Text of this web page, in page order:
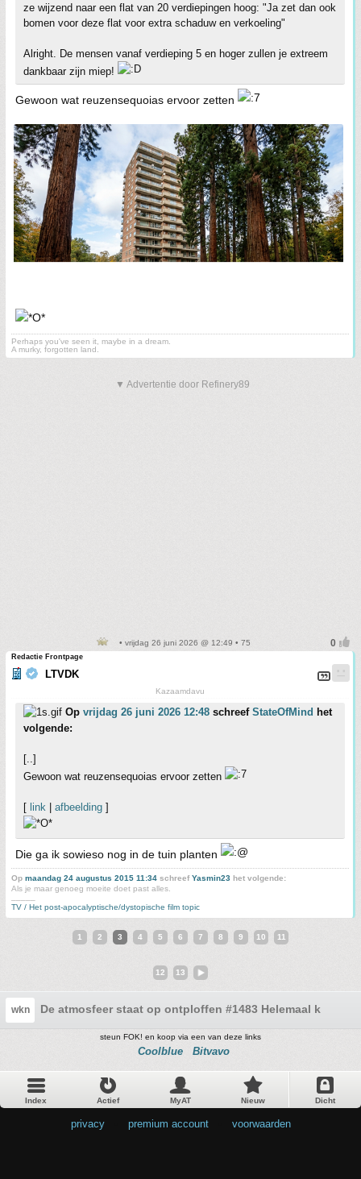
ze wijzend naar een flat van 20 verdiepingen hoog: "Ja zet dan ook
bomen voor deze flat voor extra schaduw en verkoeling"
Alright. De mensen vanaf verdieping 5 en hoger zullen je extreem
dankbaar zijn miep!
Gewoon wat reuzensequoias ervoor zetten
Perhaps you've seen it, maybe in a dream.
A murky, forgotten land.
▼ Advertentie door Refinery89
• vrijdag 26 juni 2026 @ 12:49 • 75
Redactie Frontpage
LTVDK
Kazaamdavu
Op vrijdag 26 juni 2026 12:48 schreef StateOfMind het
volgende:
[..]
Gewoon wat reuzensequoias ervoor zetten
[ link afbeelding ]
Die ga ik sowieso nog in de tuin planten
Op maandag 24 augustus 2015 11:34 schreefYasmin23 het volgende:
Als je maar genoeg moeite doet past alles.
TV / Het post-apocalyptische/dystopische film topic
1 2 3 4 5 6 7 8 9 10 11
12 13
wkn De atmosfeer staat op ontploffen #1483 Helemaal kapot
steun FOK! en koop via een van deze links
Coolblue Bitvavo
Index Actief MyAT Nieuw Dicht
privacy premium account voorwaarden